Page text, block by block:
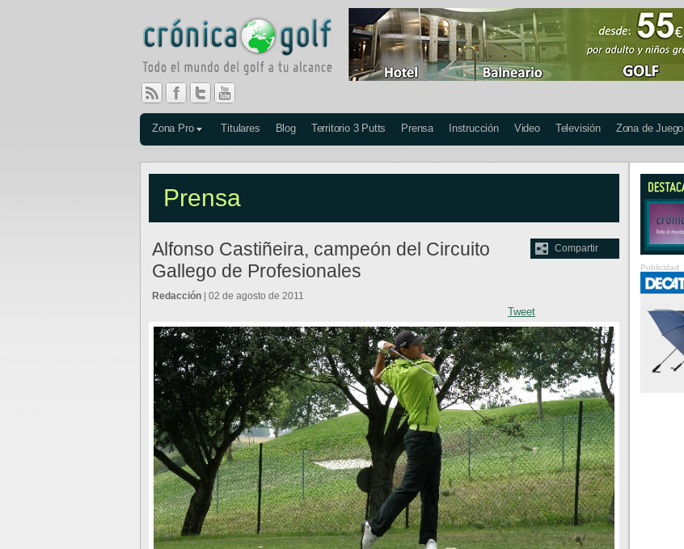
Zona Pro Titulares Blog Territorio 3 Putts Prensa Instrucción Video Televisión Zona de Juego
Prensa
Compartir
Alfonso Castiñeira, campeón del Circuito
Gallego de Profesionales
Tweet
Redacción | 02 de agosto de 2011
Publicidad